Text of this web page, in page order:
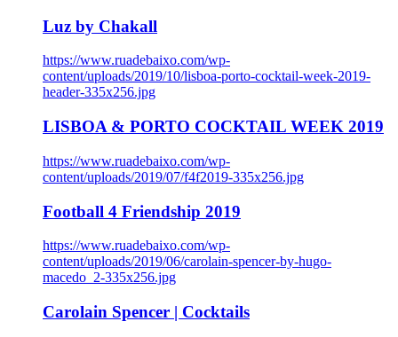
Luz by Chakall
https://www.ruadebaixo.com/wp-
content/uploads/2019/10/lisboa-porto-cocktail-week-2019-
header-335x256.jpg
LISBOA & PORTO COCKTAIL WEEK 2019
https://www.ruadebaixo.com/wp-
content/uploads/2019/07/f4f2019-335x256.jpg
Football 4 Friendship 2019
https://www.ruadebaixo.com/wp-
content/uploads/2019/06/carolain-spencer-by-hugo-
macedo_2-335x256.jpg
Carolain Spencer | Cocktails